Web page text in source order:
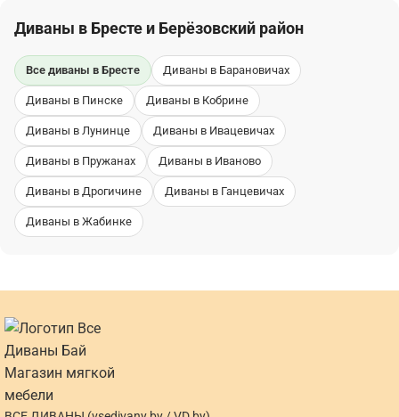
Диваны в Бресте и Берёзовский район
Все диваны в Бресте Диваны в Барановичах
Диваны в Пинске Диваны в Кобрине
Диваны в Лунинце Диваны в Ивацевичах
Диваны в Пружанах Диваны в Иваново
Диваны в Дрогичине Диваны в Ганцевичах
Диваны в Жабинке